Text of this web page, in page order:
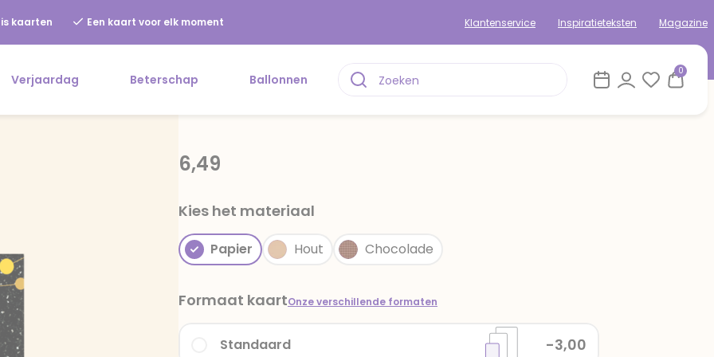
kaarten Een kaart voor elk moment Klantenservice Inspiratieteksten Magazine
Verjaardag Beterschap Ballonnen
0
6,49
Kies het materiaal
Papier Hout Chocolade
Formaat kaartOnze verschillende formaten
Standaard -3,00